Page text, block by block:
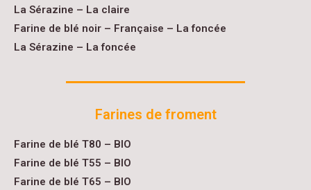
La Sérazine – La claire
Farine de blé noir – Française – La foncée
La Sérazine – La foncée
Farines de froment
Farine de blé T80 – BIO
Farine de blé T55 – BIO
Farine de blé T65 – BIO